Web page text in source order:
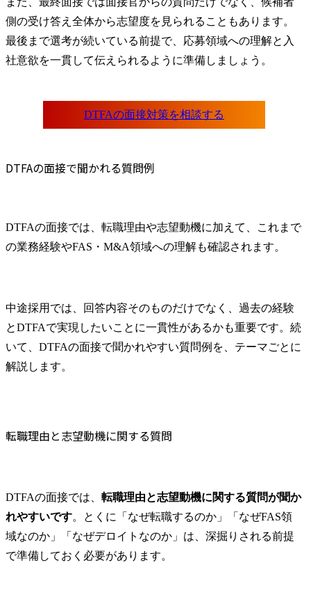
側の受け答え全体から志望度を見られることもあります。
最後まで選考が続いている前提で、応募領域への理解と入
社意欲を一貫して伝えられるように準備しましょう。
DTFAの面接で聞かれる質問例
DTFAの面接では、転職理由や志望動機に加えて、これまで
の業務経験やFAS・M&A領域への理解も確認されます。
中途採用では、回答内容そのものだけでなく、過去の経験
とDTFAで実現したいことに一貫性があるかも重要です。続
いて、DTFAの面接で聞かれやすい質問例を、テーマごとに
解説します。
転職理由と志望動機に関する質問
DTFAの面接では、 転職理由と志望動機に関する質問が聞か
れやすいです。とくに「なぜ転職するのか」「なぜFAS領
域なのか」「なぜデロイトなのか」は、深掘りされる前提
で準備しておく必要があります。